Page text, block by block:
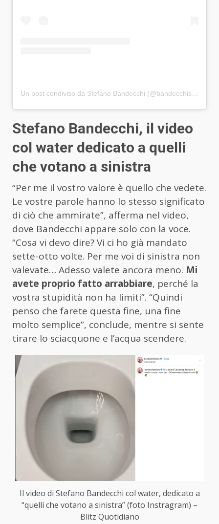
Un post condiviso da Stefano Bandecchi (@bandecchistefano)
Stefano Bandecchi, il video
col water dedicato a quelli
che votano a sinistra
“Per me il vostro valore è quello che vedete.
Le vostre parole hanno lo stesso significato
di ciò che ammirate”, afferma nel video,
dove Bandecchi appare solo con la voce.
“Cosa vi devo dire? Vi ci ho già mandato
sette-otto volte. Per me voi di sinistra non
valevate… Adesso valete ancora meno. Mi
avete proprio fatto arrabbiare, perché la
vostra stupidità non ha limiti”. “Quindi
penso che farete questa fine, una fine
molto semplice”, conclude, mentre si sente
tirare lo sciacquone e l’acqua scendere.
Il video di Stefano Bandecchi col water, dedicato a
“quelli che votano a sinistra” (foto Instragram) –
Blitz Quotidiano